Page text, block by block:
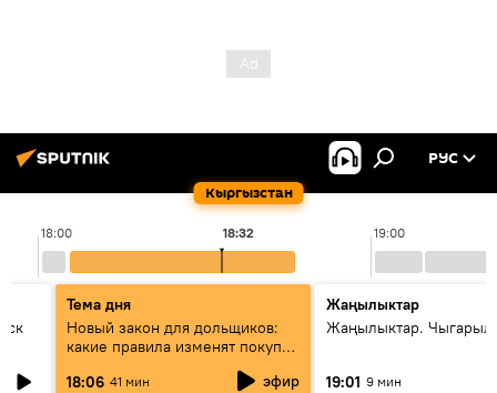
Кыргызстан
РУС
18:00 19:00
18:32
Тема дня
Новый закон для дольщиков:
какие правила изменят покупку
18:06 41 мин эфир
Жаңылыктар
Жаңылыктар.
19:01 9 мин